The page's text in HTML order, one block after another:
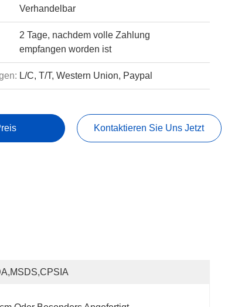
Verhandelbar
2 Tage, nachdem volle Zahlung
empfangen worden ist
L/C, T/T, Western Union, Paypal
Kontaktieren Sie Uns Jetzt